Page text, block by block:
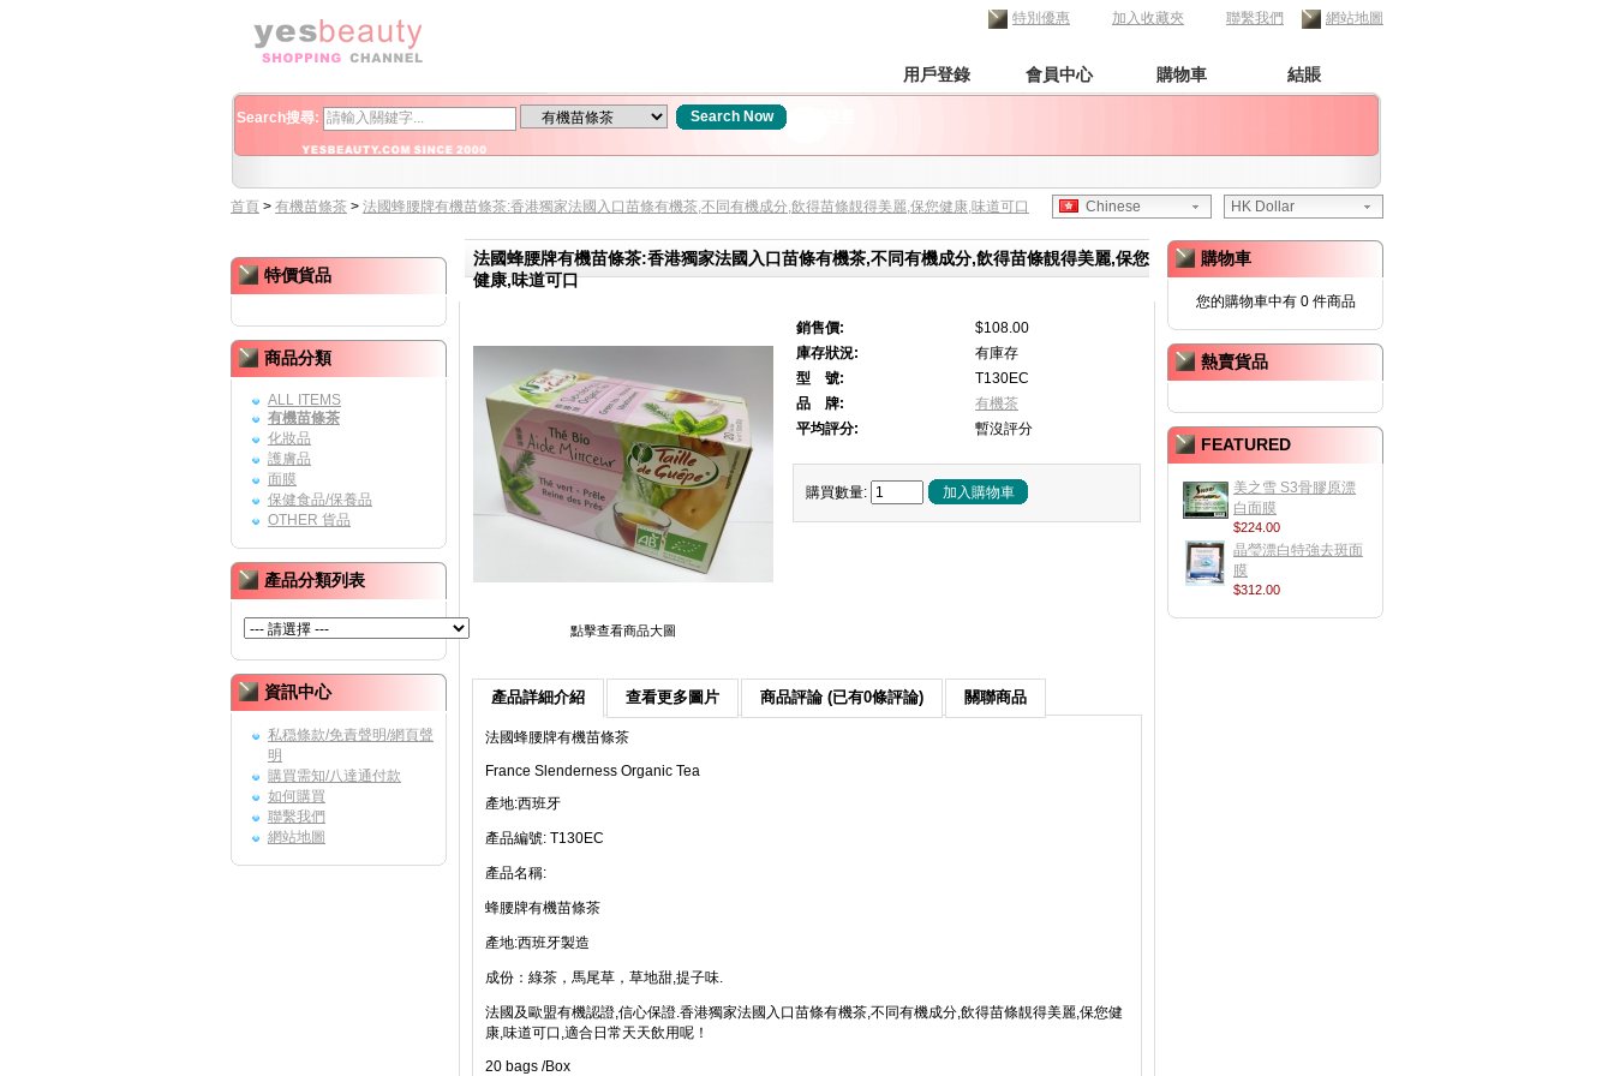
特別優惠 加入收藏夾 聯繫我們 網站地圖
用戶登錄 會員中心 購物車 結賬
Search搜尋: Search Now
首頁 > 有機苗條茶 > 法國蜂腰牌有機苗條茶:香港獨家法國入口苗條有機茶,不同有機成分,飲得苗條靚得美麗,保您健康,味道可口 HK Dollar
Chinese
特價貨品
商品分類
ALL ITEMS
有機苗條茶
化妝品
護膚品
面膜
保健食品/保養品
OTHER 貨品
產品分類列表
資訊中心
私穏條款/免責聲明/網頁聲
明
購買需知/八達通付款
如何購買
聯繫我們
網站地圖
購物車
您的購物車中有 0 件商品
熱賣貨品
FEATURED
美之雪 S3骨膠原漂
白面膜
$224.00
晶瑩漂白特強去斑面
膜
$312.00
法國蜂腰牌有機苗條茶:香港獨家法國入口苗條有機茶,不同有機成分,飲得苗條靚得美麗,保您
健康,味道可口
點擊查看商品大圖
銷售價:
$108.00
庫存狀況:
有庫存
型 號:
T130EC
品 牌:
有機茶
平均評分:
暫沒評分
購買數量: 加入購物車
產品詳細介紹 查看更多圖片 商品評論 (已有0條評論) 關聯商品
法國蜂腰牌有機苗條茶
France Slenderness Organic Tea
產地:西班牙
產品編號: T130EC
產品名稱:
蜂腰牌有機苗條茶
產地:西班牙製造
成份：綠茶，馬尾草，草地甜,提子味.
法國及歐盟有機認證,信心保證.香港獨家法國入口苗條有機茶,不同有機成分,飲得苗條靚得美麗,保您健
康,味道可口,適合日常天天飲用呢！
20 bags /Box